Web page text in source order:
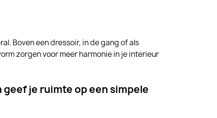
Boven een dressoir, in de gang of als
zorgen voor meer harmonie in je interieur
je ruimte op een simpele